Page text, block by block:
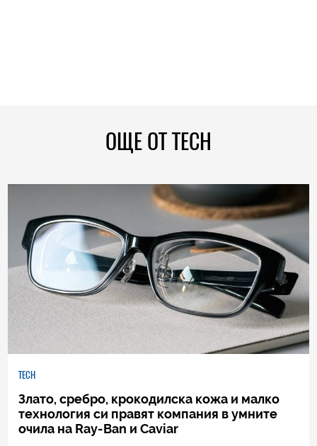
ОЩЕ ОТ TECH
TECH
Злато, сребро, крокодилска кожа и малко
технология си правят компания в умните
очила на Ray-Ban и Caviar